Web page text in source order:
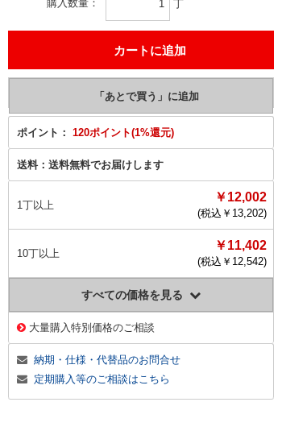
購入数量 丁
ポイント： 120ポイント(1%還元)
送料： 送料無料でお届けします
1丁以上
￥12,002
(税込￥ 13,202)
10丁以上
￥11,402
(税込￥ 12,542)
すべての価格を見る
大量購入特別価格のご相談
納期・仕様・代替品のお問合せ
定期購入等のご相談はこちら